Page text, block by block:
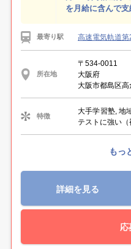
を月給に含んで支
最寄り駅 高速電気軌道
所在地
〒534-0011
大阪府
大阪市都島区
特徴
大手学習塾, 地
テストに強い（
もっ
詳細を見る
応